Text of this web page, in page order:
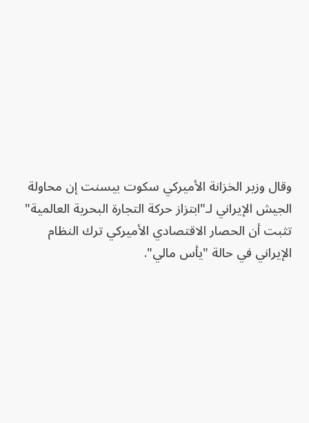
وقال وزير الخزانة الأميركي سكوت بيسنت إن محاولة
الجيش الإيراني لـ"ابتزاز حركة التجارة البحرية العالمية"
تثبت أن الحصار الاقتصادي الأميركي ترك النظام
الإيراني في حالة "يأس مالي".